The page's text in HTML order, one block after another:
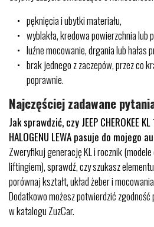
pęknięcia i ubytki materiału,
wyblakła, kredowa powierzchnia lub
luźne mocowanie, drgania lub hałas
brak jednego z zaczepów, przez co
poprawnie.
Najczęściej zadawane
Jak sprawdzić, czy JEEP CHEROKEE
HALOGENU LEWA pasuje do mojego
Zweryfikuj generację KL i rocznik
liftingiem), sprawdź, czy szukasz
porównaj kształt, układ żeber i
Dodatkowo możesz potwierdzić zgodność
w katalogu ZuzCar.